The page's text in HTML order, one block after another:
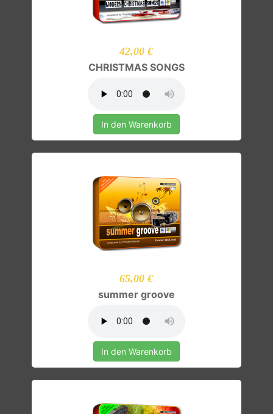
42,00 €
CHRISTMAS SONGS
In den Warenkorb
65,00 €
summer groove
In den Warenkorb